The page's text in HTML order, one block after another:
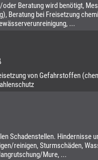
Beratung wird benötigt,
Beratung bei Freisetzung
...
von Gefahrstoffen
Schadenstellen. Hindernisse
reinigen, Sturmschäden,
Mure, ...